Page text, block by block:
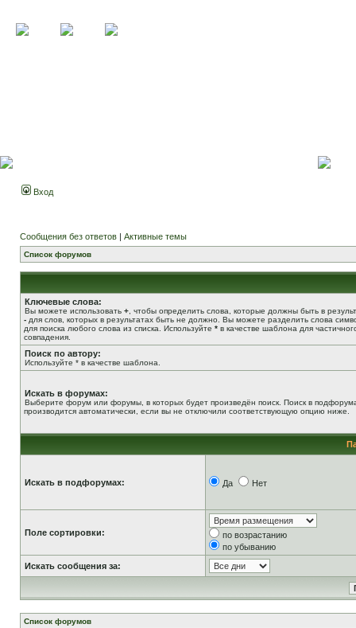
Вход
Сообщения без ответов | Активные темы
Список форумов
Ключевые слова:
Вы можете использовать + , чтобы определить слова, которые должны быть в
- для слов, которых в результатах быть не должно. Вы можете разделить слова
для поиска любого слова из списка. Используйте * в качестве шаблона для
совпадения.
Поиск по автору:
Используйте * в качестве шаблона.
Искать в форумах:
Выберите форум или форумы, в которых будет произведён поиск. Поиск в
производится автоматически, если вы не отключили соответствующую опцию ниже.
Искать в подфорумах: Да Нет
Поле сортировки:
по возрастанию
по убыванию
Искать сообщения за:
Список форумов